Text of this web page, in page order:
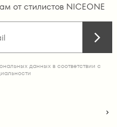
от стилистов NICEONE
данных в соответствии с